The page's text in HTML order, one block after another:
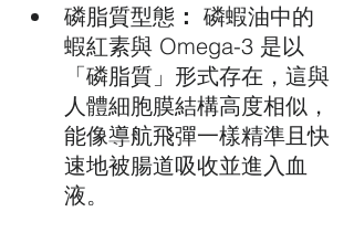
磷脂質型態 ： 磷蝦油中的
蝦紅素與 Omega-3 是以
「磷脂質」形式存在，這與
人體細胞膜結構高度相似，
能像導航飛彈一樣精準且快
速地被腸道吸收並進入血
液。